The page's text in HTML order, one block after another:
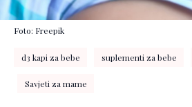
Foto: Freepik
d3 kapi za bebe suplementi za bebe
Savjeti za mame